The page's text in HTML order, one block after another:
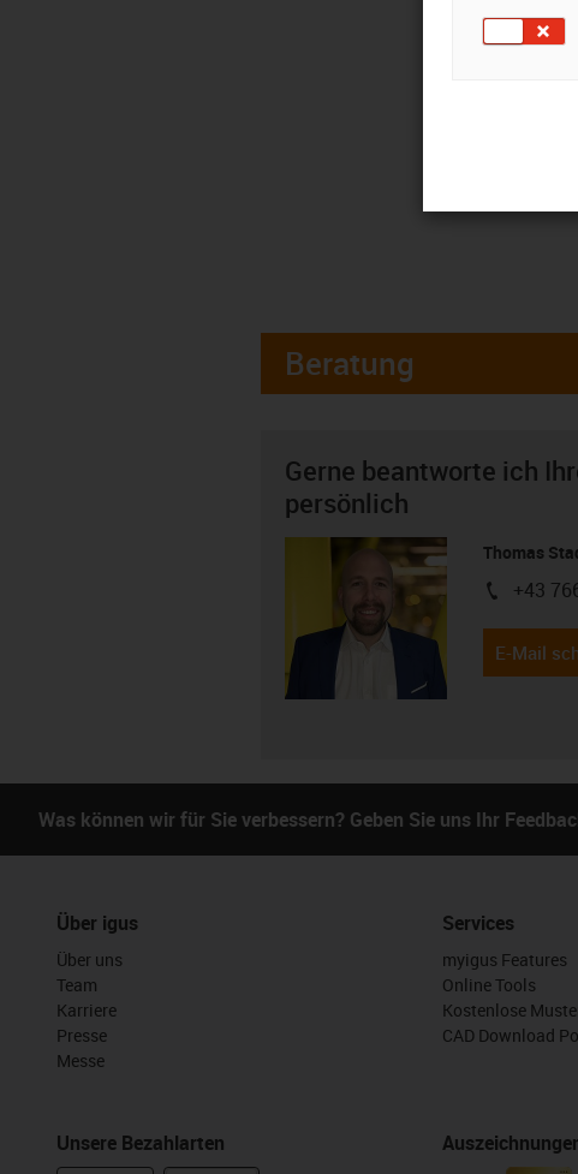
Beratung
Gerne beantworte ich
persönlich
Thomas
igus-icon-
+43
E-Mail
Was können wir für Sie verbessern? Geben Sie uns Ihr
Über igus
Über uns
Team
Karriere
Presse
Messe
Unsere Bezahlarten
Services
myigus Features
Online Tools
Kostenlose
CAD Download